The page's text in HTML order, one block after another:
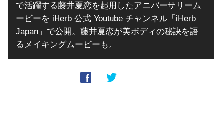
で活躍する藤井夏恋を起⽤したアニバーサリーム
ービーを iHerb 公式 Youtube チャンネル「iHerb
Japan」で公開。藤井夏恋が美ボディの秘訣を語
るメイキングムービーも。